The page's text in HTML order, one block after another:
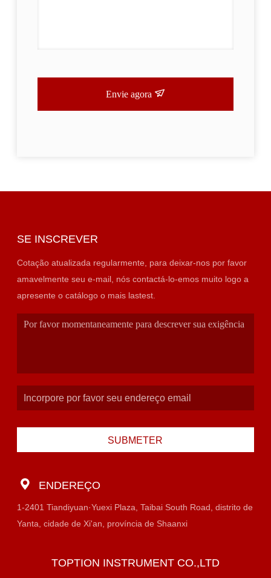
Envie agora
SE INSCREVER
Cotação atualizada regularmente, para deixar-nos por favor
amavelmente seu e-mail, nós contactá-lo-emos muito logo a
apresente o catálogo o mais lastest.
SUBMETER
ENDEREÇO
1-2401 Tiandiyuan·Yuexi Plaza, Taibai South Road, distrito de
Yanta, cidade de Xi'an, província de Shaanxi
TOPTION INSTRUMENT CO.,LTD